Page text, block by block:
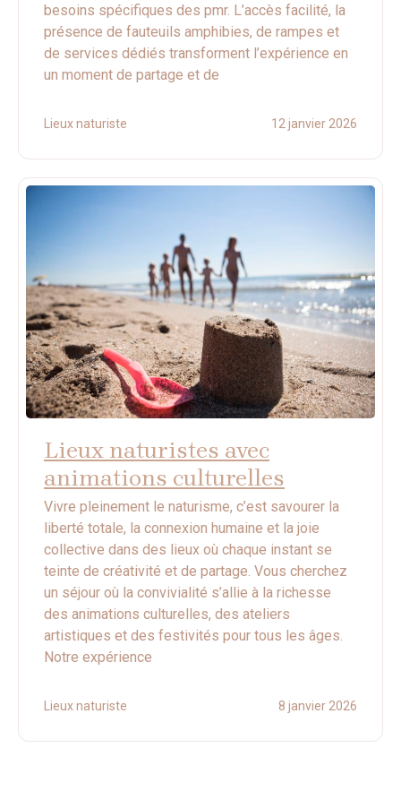
besoins spécifiques des pmr. L’accès facilité, la
présence de fauteuils amphibies, de rampes et
de services dédiés transforment l’expérience en
un moment de partage et de
Lieux naturiste 12 janvier 2026
Lieux naturistes avec
animations culturelles
Vivre pleinement le naturisme, c’est savourer la
liberté totale, la connexion humaine et la joie
collective dans des lieux où chaque instant se
teinte de créativité et de partage. Vous cherchez
un séjour où la convivialité s’allie à la richesse
des animations culturelles, des ateliers
artistiques et des festivités pour tous les âges.
Notre expérience
Lieux naturiste 8 janvier 2026